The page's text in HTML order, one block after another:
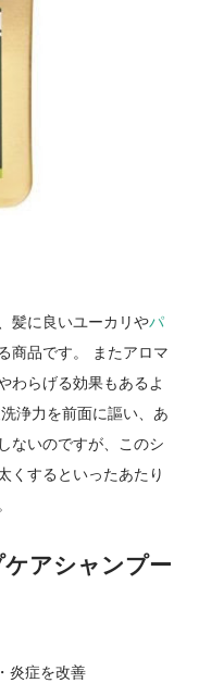
髪に良いユーカリやパ
商品です。 またアロマ
わらげる効果もあるよ
浄力を前面に謳い、あ
ないのですが、このシ
くするといったあたり
アシャンプー
炎症を改善